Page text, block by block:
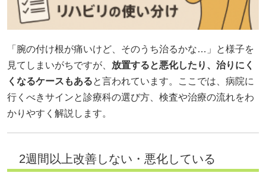
「腕の付け根が痛いけど、そのうち治るかな…」と様子を
見てしまいがちですが、 放置すると悪化したり、治りにく
くなるケースもあると言われています。ここでは、病院に
行くべきサインと診療科の選び方、検査や治療の流れをわ
かりやすく解説します。
2週間以上改善しない・悪化している